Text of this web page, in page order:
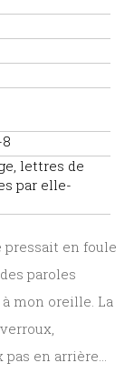
lettres de
par elle-
pressait en foule
paroles
mon oreille. La
en arrière...